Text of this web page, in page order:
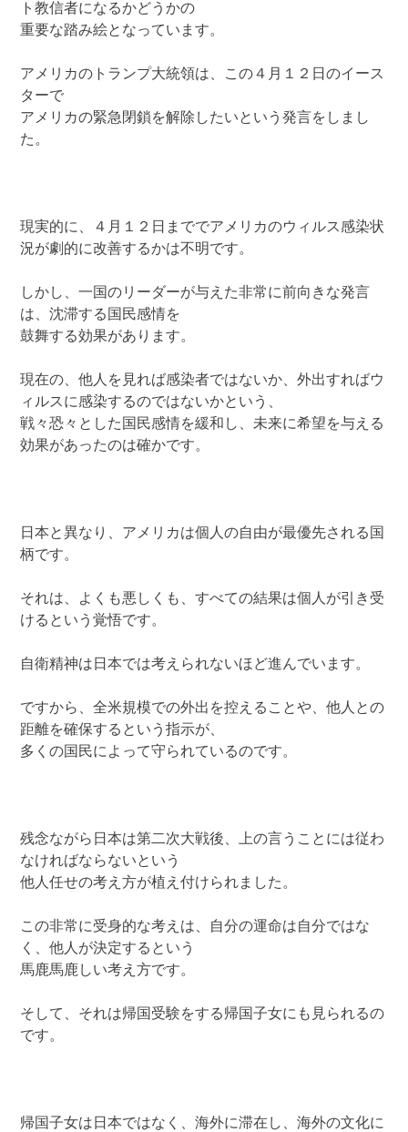
ト教信者になるかどうかの
重要な踏み絵となっています。
アメリカのトランプ大統領は、この４月１２日のイース
ターで
アメリカの緊急閉鎖を解除したいという発言をしまし
た。
現実的に、４月１２日まででアメリカのウィルス感染状
況が劇的に改善するかは不明です。
しかし、一国のリーダーが与えた非常に前向きな発言
は、沈滞する国民感情を
鼓舞する効果があります。
現在の、他人を見れば感染者ではないか、外出すればウ
ィルスに感染するのではないかという、
戦々恐々とした国民感情を緩和し、未来に希望を与える
効果があったのは確かです。
日本と異なり、アメリカは個人の自由が最優先される国
柄です。
それは、よくも悪しくも、すべての結果は個人が引き受
けるという覚悟です。
自衛精神は日本では考えられないほど進んでいます。
ですから、全米規模での外出を控えることや、他人との
距離を確保するという指示が、
多くの国民によって守られているのです。
残念ながら日本は第二次大戦後、上の言うことには従わ
なければならないという
他人任せの考え方が植え付けられました。
この非常に受身的な考えは、自分の運命は自分ではな
く、他人が決定するという
馬鹿馬鹿しい考え方です。
そして、それは帰国受験をする帰国子女にも見られるの
です。
帰国子女は日本ではなく、海外に滞在し、海外の文化に